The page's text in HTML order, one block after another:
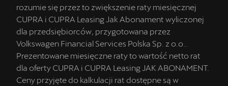
rozumie się przez to zwiększenie raty miesięcznej
CUPRA i CUPRA Leasing Jak Abonament wyliczonej
dla przedsiębiorców, przygotowana przez
Volkswagen Financial Services Polska Sp. z o.o..
Prezentowane miesięczne raty to wartość netto rat
dla oferty CUPRA i CUPRA Leasing JAK ABONAMENT.
Ceny przyjęte do kalkulacji rat dostępne są w